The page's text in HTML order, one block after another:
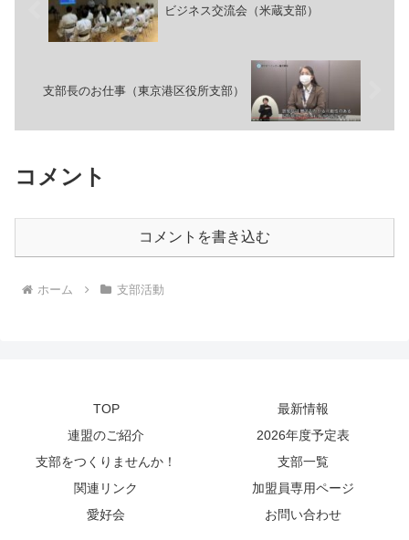
ビジネス交流会（米蔵支部）
支部長のお仕事（東京港区役所支部）
コメント
コメントを書き込む
ホーム 支部活動
TOP
最新情報
連盟のご紹介
2026年度予定表
支部をつくりませんか！
支部一覧
関連リンク
加盟員専用ページ
愛好会
お問い合わせ